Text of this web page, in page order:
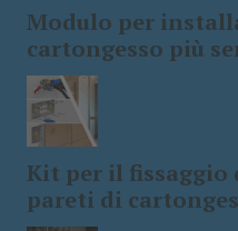
Modulo per
cartongesso più
Kit per il fissaggio
pareti di